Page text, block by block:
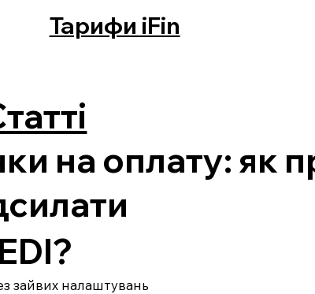
Тарифи iFin
на оплату: як
зайвих налаштувань